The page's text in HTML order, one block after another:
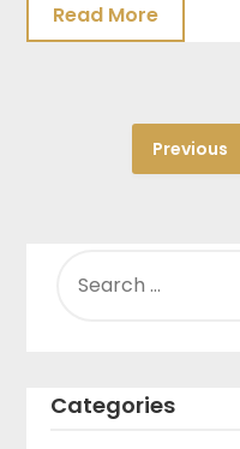
Read More
Previous
FOR:
Categories